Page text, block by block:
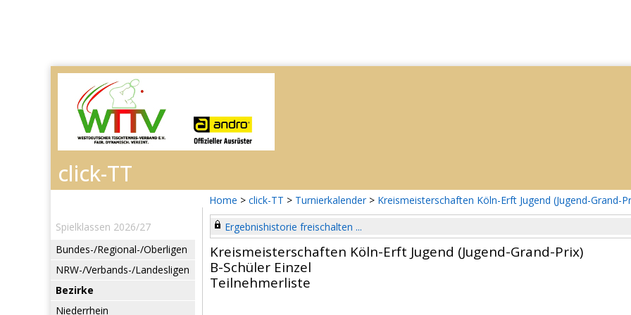
Home > click-TT > Turnierkalender > Kreismeisterschaften Köln-Erft Jugend (Jugend-Grand-
Spielklassen 2026/27
Bundes-/Regional-/Oberligen
NRW-/Verbands-/Landesligen
Bezirke
Niederrhein
Ergebnishistorie freischalten ...
Kreismeisterschaften Köln-Erft Jugend (Jugend-Grand-Prix)
B-Schüler Einzel
Teilnehmerliste